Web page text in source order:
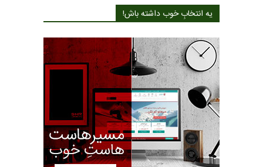
یه انتخابِ خوب داشته باش!